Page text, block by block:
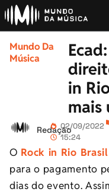
Mundo Da
Música
in
mais
Redação02/09/2022
15:24
O Rock in Rio Brasil
para o pagamento
dias do evento.